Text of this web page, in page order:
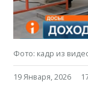
Фото: кадр из
19 Января, 2026